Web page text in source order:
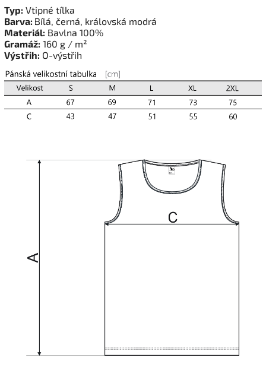
Typ: Vtipné tílka
Barva: Bílá, černá, královská modrá
Materiál: Bavlna 100%
Gramáž: 160 g / m²
Výstřih: O-výstřih